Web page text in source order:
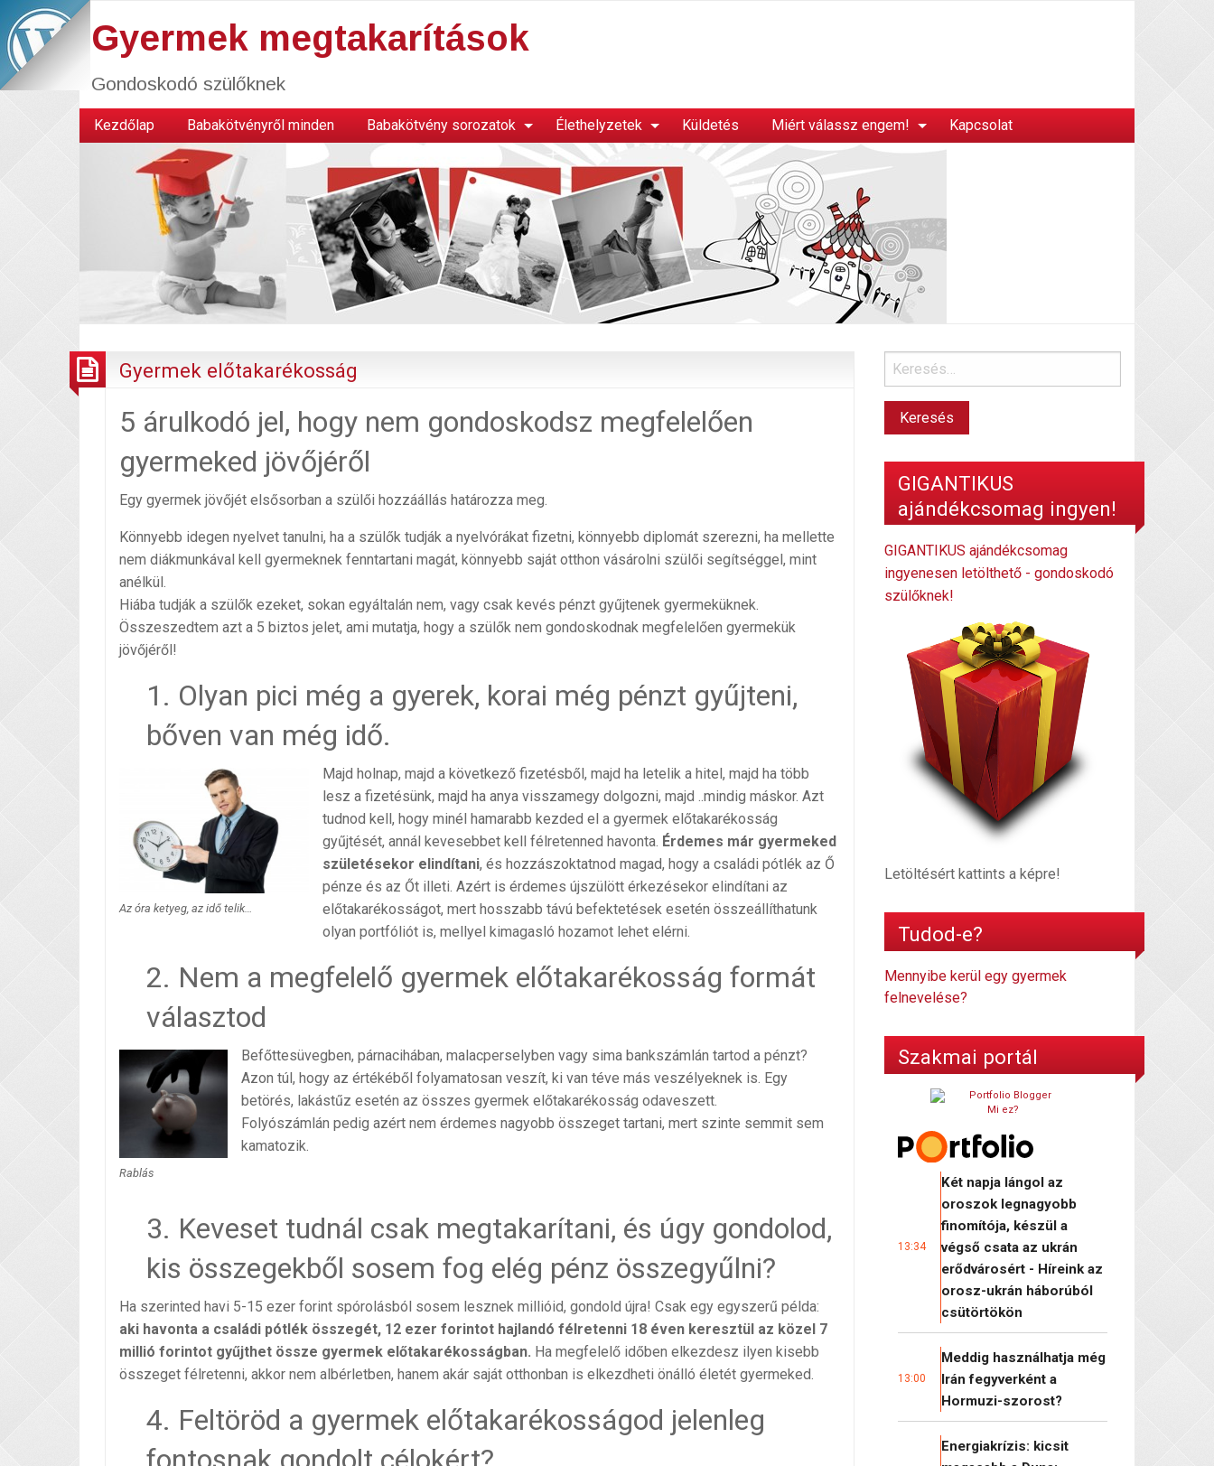
Gyermek megtakarítások
Gondoskodó szülőknek
Kezdőlap Babakötvényről minden Babakötvény sorozatok Élethelyzetek Küldetés Miért válassz engem! Kapcsolat
Gyermek előtakarékosság
5 árulkodó jel, hogy nem gondoskodsz megfelelően
gyermeked jövőjéről
Egy gyermek jövőjét elsősorban a szülői hozzáállás határozza meg.
Könnyebb idegen nyelvet tanulni, ha a szülők tudják a nyelvórákat fizetni, könnyebb diplomát szerezni, ha mellette
nem diákmunkával kell gyermeknek fenntartani magát, könnyebb saját otthon vásárolni szülői segítséggel, mint
anélkül.
Hiába tudják a szülők ezeket, sokan egyáltalán nem, vagy csak kevés pénzt gyűjtenek gyermeküknek.
Összeszedtem azt a 5 biztos jelet, ami mutatja, hogy a szülők nem gondoskodnak megfelelően gyermekük
jövőjéről!
1. Olyan pici még a gyerek, korai még pénzt gyűjteni,
bőven van még idő.
Az óra ketyeg, az idő telik…
Majd holnap, majd a következő fizetésből, majd ha letelik a hitel, majd ha több
lesz a fizetésünk, majd ha anya visszamegy dolgozni, majd ..mindig máskor. Azt
tudnod kell, hogy minél hamarabb kezded el a gyermek előtakarékosság
gyűjtését, annál kevesebbet kell félretenned havonta. Érdemes már gyermeked
születésekor elindítani, és hozzászoktatnod magad, hogy a családi pótlék az Ő
pénze és az Őt illeti. Azért is érdemes újszülött érkezésekor elindítani az
előtakarékosságot, mert hosszabb távú befektetések esetén összeállíthatunk
olyan portfóliót is, mellyel kimagasló hozamot lehet elérni.
2. Nem a megfelelő gyermek előtakarékosság formát
választod
Rablás
Befőttesüvegben, párnacihában, malacperselyben vagy sima bankszámlán tartod a pénzt?
Azon túl, hogy az értékéből folyamatosan veszít, ki van téve más veszélyeknek is. Egy
betörés, lakástűz esetén az összes gyermek előtakarékosság odaveszett.
Folyószámlán pedig azért nem érdemes nagyobb összeget tartani, mert szinte semmit sem
kamatozik.
3. Keveset tudnál csak megtakarítani, és úgy gondolod,
kis összegekből sosem fog elég pénz összegyűlni?
Ha szerinted havi 5-15 ezer forint spórolásból sosem lesznek millióid, gondold újra! Csak egy egyszerű példa:
aki havonta a családi pótlék összegét, 12 ezer forintot hajlandó félretenni 18 éven keresztül az közel 7
millió forintot gyűjthet össze gyermek előtakarékosságban. Ha megfelelő időben elkezdesz ilyen kisebb
összeget félretenni, akkor nem albérletben, hanem akár saját otthonban is elkezdheti önálló életét gyermeked.
4. Feltöröd a gyermek előtakarékosságod jelenleg
GIGANTIKUS
ajándékcsomag ingyen!
GIGANTIKUS ajándékcsomag
ingyenesen letölthető - gondoskodó
szülőknek!
Letöltésért kattints a képre!
Tudod-e?
Mennyibe kerül egy gyermek
felnevelése?
Szakmai portál
Mi ez?
13:34
Két napja lángol az
oroszok legnagyobb
finomítója, készül a
végső csata az ukrán
erődvárosért - Híreink az
orosz-ukrán háborúból
csütörtökön
13:00
Meddig használhatja még
Irán fegyverként a
Hormuzi-szorost?
Energiakrízis: kicsit